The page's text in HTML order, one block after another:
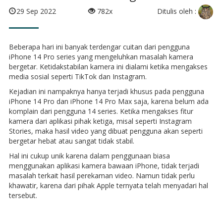
29 Sep 2022 782x Ditulis oleh :
Beberapa hari ini banyak terdengar cuitan dari pengguna
iPhone 14 Pro series yang mengeluhkan masalah kamera
bergetar. Ketidakstabilan kamera ini dialami ketika mengakses
media sosial seperti TikTok dan Instagram.
Kejadian ini nampaknya hanya terjadi khusus pada pengguna
iPhone 14 Pro dan iPhone 14 Pro Max saja, karena belum ada
komplain dari pengguna 14 series. Ketika mengakses fitur
kamera dari aplikasi pihak ketiga, misal seperti Instagram
Stories, maka hasil video yang dibuat pengguna akan seperti
bergetar hebat atau sangat tidak stabil.
Hal ini cukup unik karena dalam penggunaan biasa
menggunakan aplikasi kamera bawaan iPhone, tidak terjadi
masalah terkait hasil perekaman video. Namun tidak perlu
khawatir, karena dari pihak Apple ternyata telah menyadari hal
tersebut.